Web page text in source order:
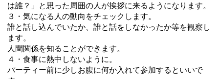
は誰？」と思った周囲の人が挨拶に来るようになります。
３・気になる人の動向をチェックします。
誰と話し込んでいたか、誰と話をしなかったか等を観察し
ます。
人間関係を知ることができます。
４・食事に熱中しないように。
パーティー前に少しお腹に何か入れて参加するといいで